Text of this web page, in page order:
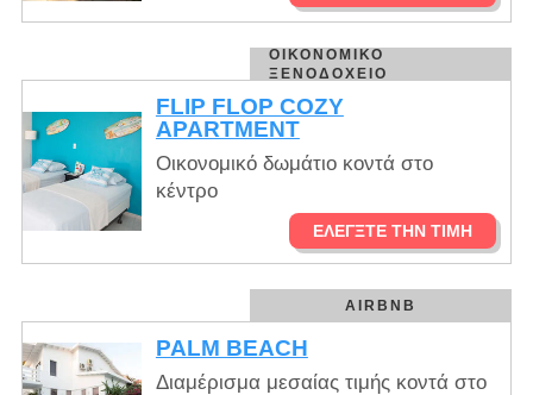
ΟΙΚΟΝΟΜΙΚΌ
ΞΕΝΟΔΟΧΕΊΟ
FLIP FLOP COZY
APARTMENT
Οικονομικό δωμάτιο κοντά στο
κέντρο
ΕΛΈΓΞΤΕ ΤΗΝ ΤΙΜΉ
AIRBNB
PALM BEACH
Διαμέρισμα μεσαίας τιμής κοντά στο